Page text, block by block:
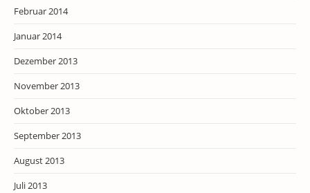
Februar 2014
Januar 2014
Dezember 2013
November 2013
Oktober 2013
September 2013
August 2013
Juli 2013